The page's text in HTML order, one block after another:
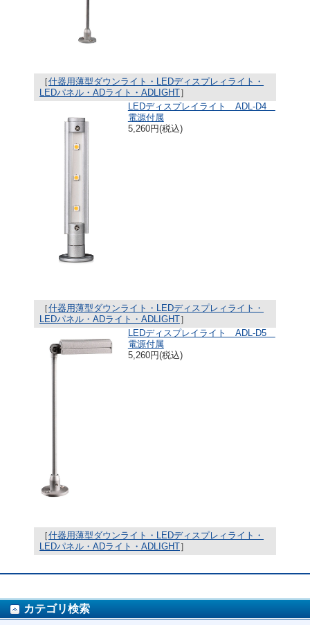
［什器用薄型ダウンライト・LEDディスプレィライト・
LEDパネル・ADライト・ADLIGHT］
LEDディスプレイライト ADL-D4
電源付属
5,260円(税込)
［什器用薄型ダウンライト・LEDディスプレィライト・
LEDパネル・ADライト・ADLIGHT］
LEDディスプレイライト ADL-D5
電源付属
5,260円(税込)
［什器用薄型ダウンライト・LEDディスプレィライト・
LEDパネル・ADライト・ADLIGHT］
カテゴリ検索